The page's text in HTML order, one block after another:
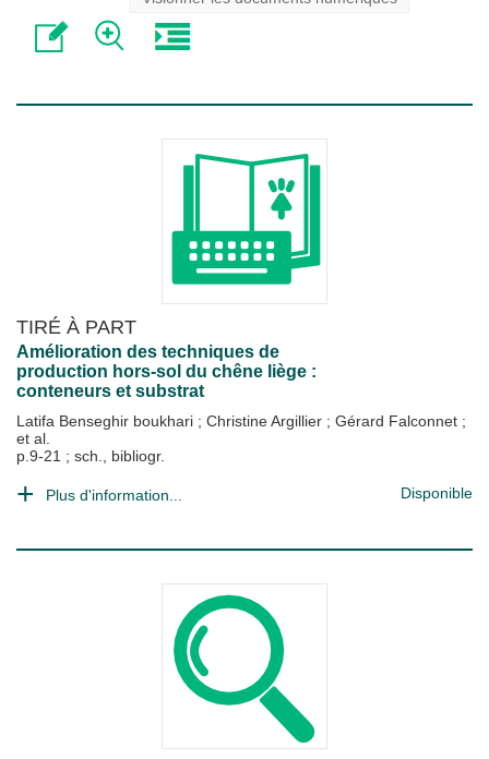
TIRÉ À PART
Amélioration des techniques de
production hors-sol du chêne liège :
conteneurs et substrat
Latifa Benseghir boukhari ; Christine Argillier ; Gérard Falconnet ;
et al.
p.9-21 ; sch., bibliogr.
Plus d'information... Disponible